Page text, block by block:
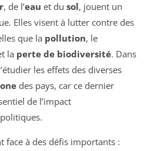
, de l’eau et du sol, jouent un
Elles visent à lutter contre des
que la pollution, le
la perte de biodiversité. Dans
les effets des diverses
des pays, car ce dernier
de l’impact
face à des défis importants :